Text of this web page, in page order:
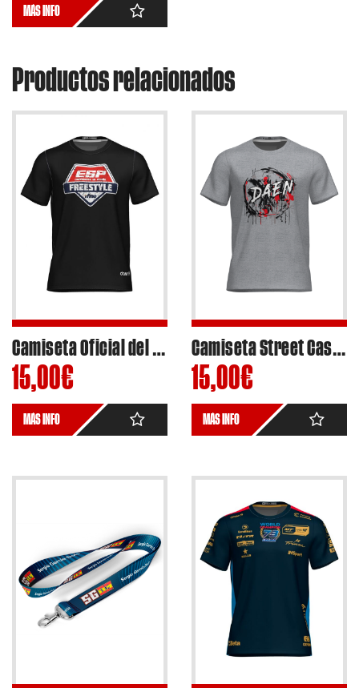
MÁS INFO
Productos relacionados
15,00 €
MÁS INFO
15,00 €
MÁS INFO